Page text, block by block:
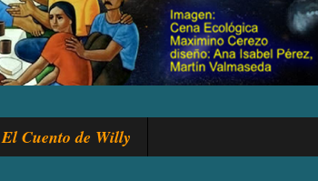
El Cuento de Willy